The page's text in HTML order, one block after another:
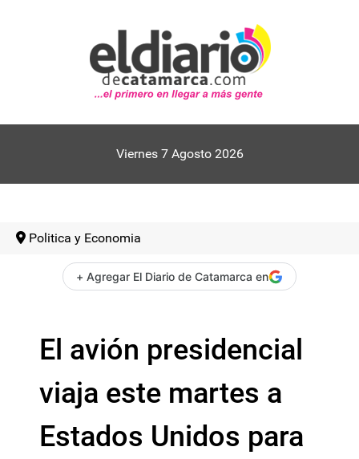
Viernes 7 Agosto 2026
Politica y Economia
+ Agregar El Diario de Catamarca en
El avión presidencial
viaja este martes a
Estados Unidos para